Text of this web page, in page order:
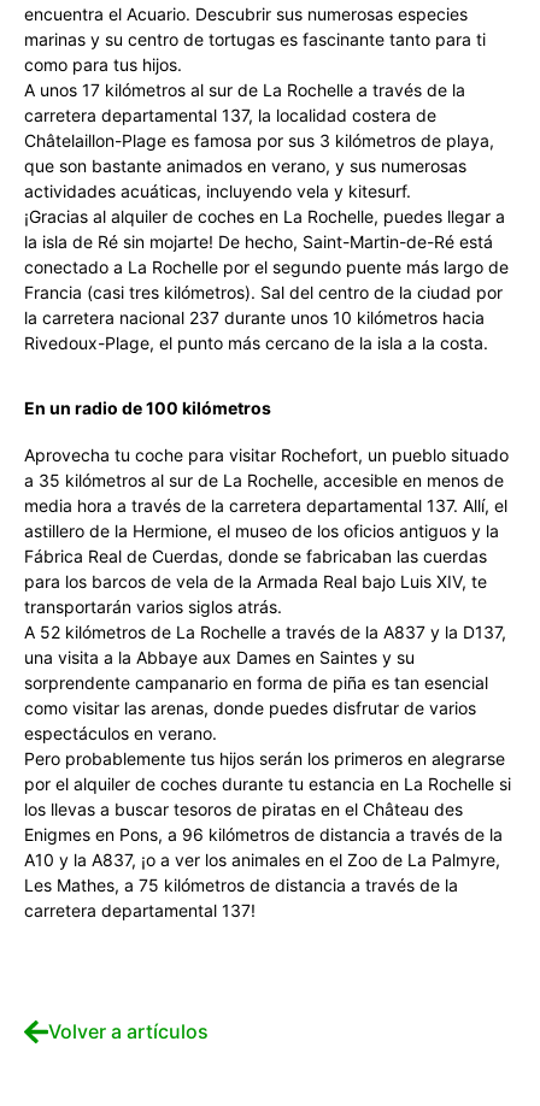
encuentra el Acuario. Descubrir sus numerosas especies
marinas y su centro de tortugas es fascinante tanto para ti
como para tus hijos.
A unos 17 kilómetros al sur de La Rochelle a través de la
carretera departamental 137, la localidad costera de
Châtelaillon-Plage es famosa por sus 3 kilómetros de playa,
que son bastante animados en verano, y sus numerosas
actividades acuáticas, incluyendo vela y kitesurf.
¡Gracias al alquiler de coches en La Rochelle, puedes llegar a
la isla de Ré sin mojarte! De hecho, Saint-Martin-de-Ré está
conectado a La Rochelle por el segundo puente más largo de
Francia (casi tres kilómetros). Sal del centro de la ciudad por
la carretera nacional 237 durante unos 10 kilómetros hacia
Rivedoux-Plage, el punto más cercano de la isla a la costa.
En un radio de 100 kilómetros
Aprovecha tu coche para visitar Rochefort, un pueblo situado
a 35 kilómetros al sur de La Rochelle, accesible en menos de
media hora a través de la carretera departamental 137. Allí, el
astillero de la Hermione, el museo de los oficios antiguos y la
Fábrica Real de Cuerdas, donde se fabricaban las cuerdas
para los barcos de vela de la Armada Real bajo Luis XIV, te
transportarán varios siglos atrás.
A 52 kilómetros de La Rochelle a través de la A837 y la D137,
una visita a la Abbaye aux Dames en Saintes y su
sorprendente campanario en forma de piña es tan esencial
como visitar las arenas, donde puedes disfrutar de varios
espectáculos en verano.
Pero probablemente tus hijos serán los primeros en alegrarse
por el alquiler de coches durante tu estancia en La Rochelle si
los llevas a buscar tesoros de piratas en el Château des
Enigmes en Pons, a 96 kilómetros de distancia a través de la
A10 y la A837, ¡o a ver los animales en el Zoo de La Palmyre,
Les Mathes, a 75 kilómetros de distancia a través de la
carretera departamental 137!
Volver a artículos